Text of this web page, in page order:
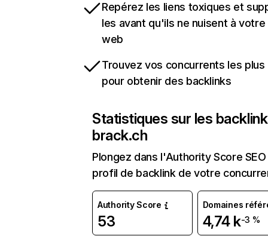
Repérez les liens toxiques et
les avant qu'ils ne nuisent à
web
Trouvez vos concurrents les
pour obtenir des backlinks
Statistiques sur les
brack.ch
Plongez dans l'Authority Score
profil de backlink de votre
Authority Score
53
Domaines
4,74 k-3 %